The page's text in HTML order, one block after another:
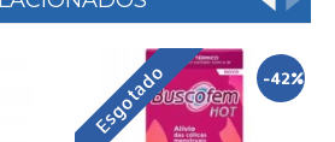
-42%
Esgotado